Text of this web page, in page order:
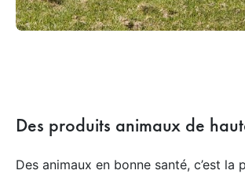
Des produits animaux de
Des animaux en bonne santé, c’est la